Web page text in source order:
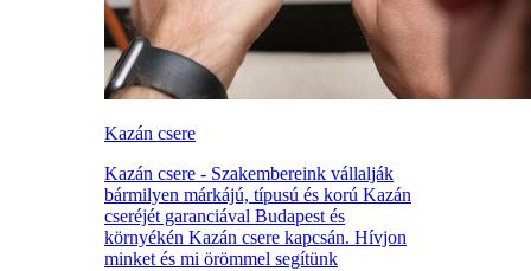
Kazán csere
Kazán csere - Szakembereink vállalják
bármilyen márkájú, típusú és korú Kazán
cseréjét garanciával Budapest és
környékén Kazán csere kapcsán. Hívjon
minket és mi örömmel segítünk